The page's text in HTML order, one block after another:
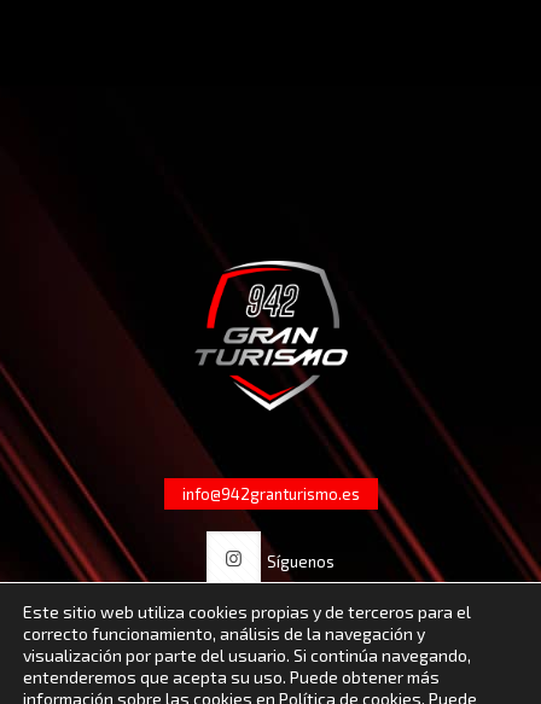
info@942granturismo.es
Síguenos
Este sitio web utiliza cookies propias y de terceros para el
correcto funcionamiento, análisis de la navegación y
visualización por parte del usuario. Si continúa navegando,
entenderemos que acepta su uso. Puede obtener más
información sobre las cookies en Política de cookies. Puede